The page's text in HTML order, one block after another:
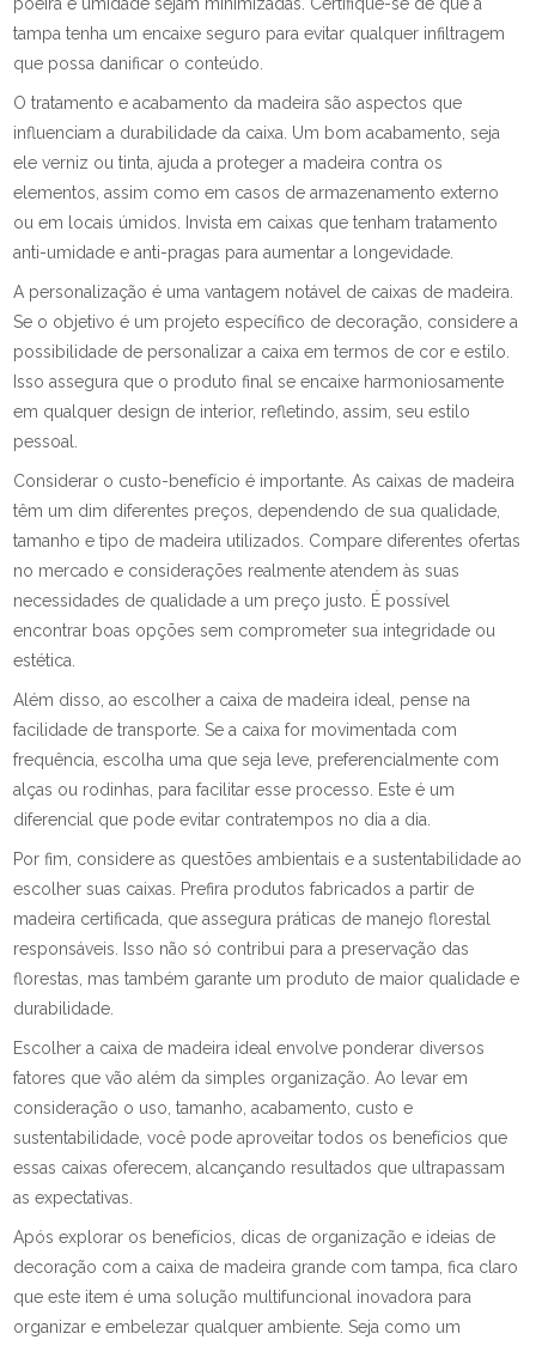
tampa tenha um encaixe seguro para evitar qualquer infiltragem
que possa danificar o conteúdo.
O tratamento e acabamento da madeira são aspectos que
influenciam a durabilidade da caixa. Um bom acabamento, seja
ele verniz ou tinta, ajuda a proteger a madeira contra os
elementos, assim como em casos de armazenamento externo
ou em locais úmidos. Invista em caixas que tenham tratamento
anti-umidade e anti-pragas para aumentar a longevidade.
A personalização é uma vantagem notável de caixas de madeira.
Se o objetivo é um projeto específico de decoração, considere a
possibilidade de personalizar a caixa em termos de cor e estilo.
Isso assegura que o produto final se encaixe harmoniosamente
em qualquer design de interior, refletindo, assim, seu estilo
pessoal.
Considerar o custo-benefício é importante. As caixas de madeira
têm um dim diferentes preços, dependendo de sua qualidade,
tamanho e tipo de madeira utilizados. Compare diferentes ofertas
no mercado e considerações realmente atendem às suas
necessidades de qualidade a um preço justo. É possível
encontrar boas opções sem comprometer sua integridade ou
estética.
Além disso, ao escolher a caixa de madeira ideal, pense na
facilidade de transporte. Se a caixa for movimentada com
frequência, escolha uma que seja leve, preferencialmente com
alças ou rodinhas, para facilitar esse processo. Este é um
diferencial que pode evitar contratempos no dia a dia.
Por fim, considere as questões ambientais e a sustentabilidade ao
escolher suas caixas. Prefira produtos fabricados a partir de
madeira certificada, que assegura práticas de manejo florestal
responsáveis. Isso não só contribui para a preservação das
florestas, mas também garante um produto de maior qualidade e
durabilidade.
Escolher a caixa de madeira ideal envolve ponderar diversos
fatores que vão além da simples organização. Ao levar em
consideração o uso, tamanho, acabamento, custo e
sustentabilidade, você pode aproveitar todos os benefícios que
essas caixas oferecem, alcançando resultados que ultrapassam
as expectativas.
Após explorar os benefícios, dicas de organização e ideias de
decoração com a caixa de madeira grande com tampa, fica claro
que este item é uma solução multifuncional inovadora para
organizar e embelezar qualquer ambiente. Seja como um